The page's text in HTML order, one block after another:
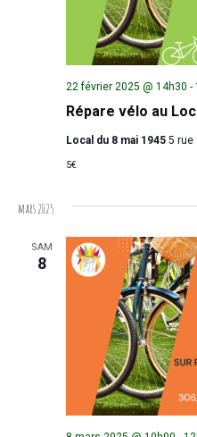
Répare vélo au
22 février 2025 @ 14h30 -
Local du 8 mai 1945 5 rue
5€
mars 2025
SAM
8